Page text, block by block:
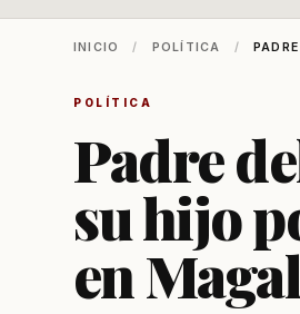
INICIO / POLÍTICA /
POLÍTICA
Padre
su hijo
en